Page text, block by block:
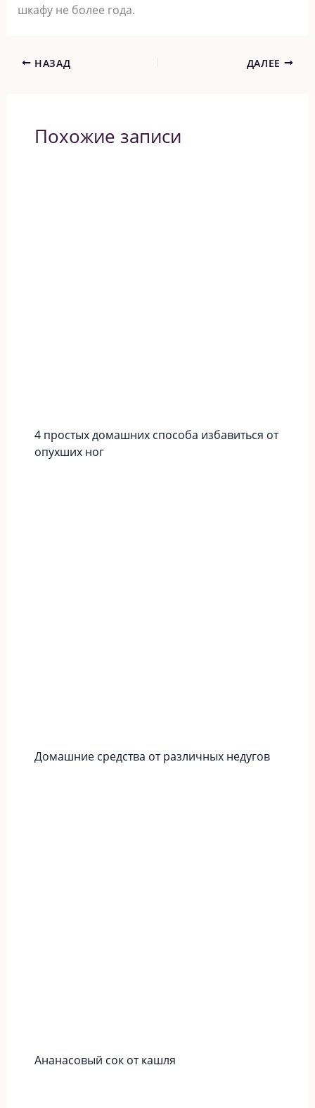
шкафу не более года.
НАЗАД ДАЛЕЕ
Похожие записи
4 простых домашних способа избавиться от
опухших ног
Домашние средства от различных недугов
Ананасовый сок от кашля